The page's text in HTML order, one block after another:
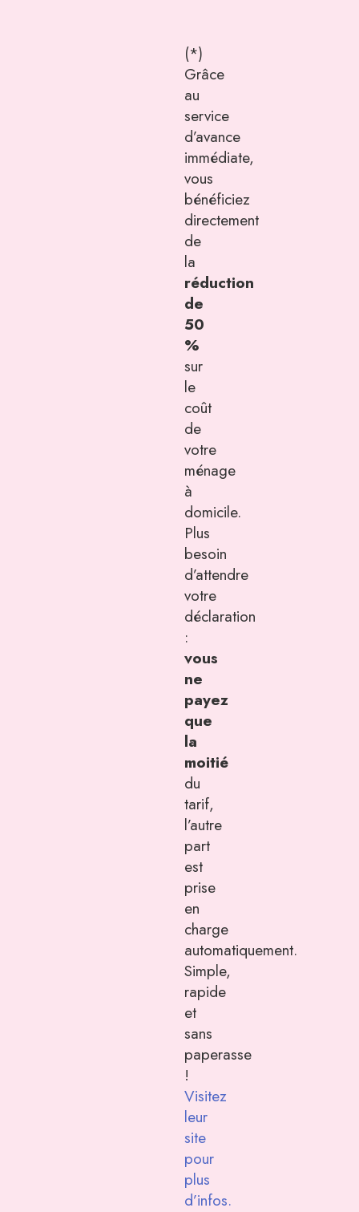
(*)
Grâce
au
service
d’avance
immédiate,
vous
bénéficiez
directement
de
la
réduction
de
50
%
sur
le
coût
de
votre
ménage
à
domicile.
Plus
besoin
d’attendre
votre
déclaration
:
vous
ne
payez
que
la
moitié
du
tarif,
l’autre
part
est
prise
en
charge
automatiquement.
Simple,
rapide
et
sans
paperasse
!
Visitez
leur
site
pour
plus
d’infos.